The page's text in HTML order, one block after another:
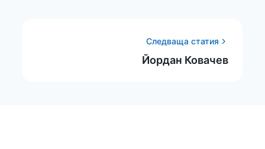
Следваща статия
Йордан Ковачев